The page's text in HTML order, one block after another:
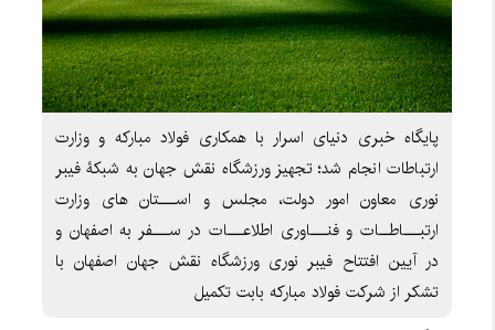
پایگاه خبری دنیای اسرار با همکاری فولاد مبارکه و وزارت
ارتباطات انجام شد؛ تجهیز ورزشگاه نقش جهان به شبکۀ فیبر
نوری معاون امور دولت، مجلس و اســـتان های وزارت
ارتبـــاطــات و فنـــاوری اطلاعـــات در ســـفر به اصفهان و
در آیین افتتاح فیبر نوری ورزشگاه نقش جهان اصفهان با
تشکر از شرکت فولاد مبارکه بابت تکمیل